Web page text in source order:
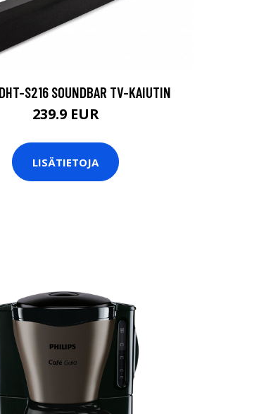
S216 SOUNDBAR TV-KAIUTIN
239.9 EUR
LISÄTIETOJA